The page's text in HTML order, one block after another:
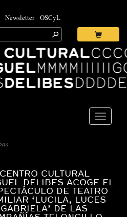
Newsletter OSCyL
Toggle
CULTURAL
DELIBES ACOGE EL
DE TEATRO
‘LUCILA, LUCES
DE LAS